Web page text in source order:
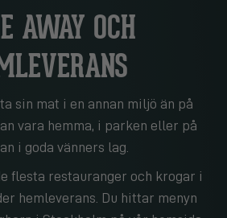
AWAY OCH
sin mat i en annan miljö än på
vara hemma, i parken eller på
i goda vänners lag.
flesta restauranger och krogar i
hemleverans. Du hittar menyn